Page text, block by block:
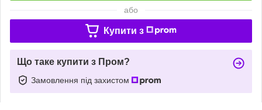
або
Купити з
Що таке купити з Пром?
Замовлення під захистом